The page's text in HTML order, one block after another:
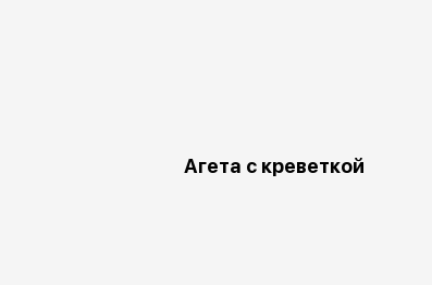
Агета с креветкой